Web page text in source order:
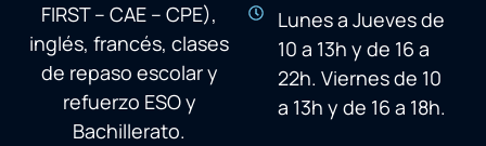
FIRST – CAE – CPE),
inglés, francés, clases
de repaso escolar y
refuerzo ESO y
Bachillerato.
Lunes a Jueves de
10 a 13h y de 16 a
22h. Viernes de 10
a 13h y de 16 a 18h.